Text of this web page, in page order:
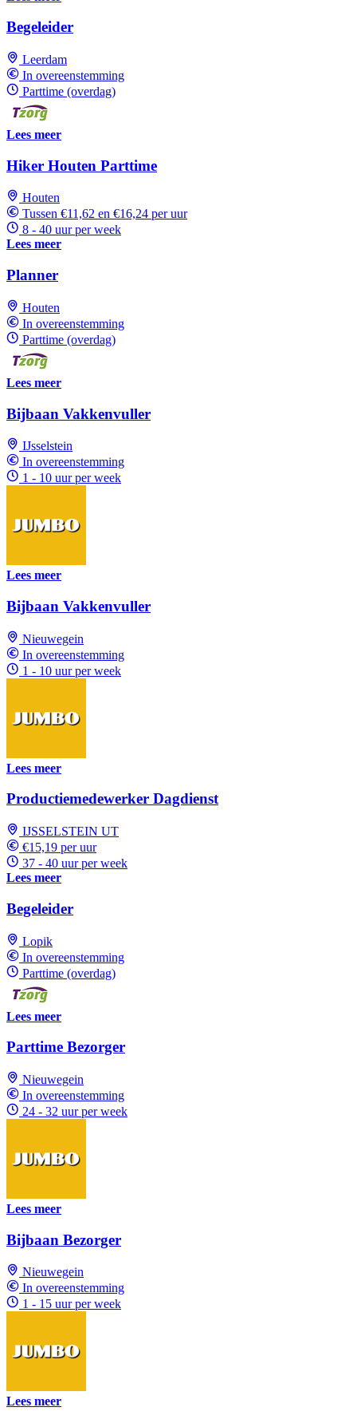
Begeleider
Leerdam
In overeenstemming
Parttime (overdag)
Lees meer
Hiker Houten Parttime
Houten
Tussen €11,62 en €16,24 per uur
8 - 40 uur per week
Lees meer
Planner
Houten
In overeenstemming
Parttime (overdag)
Lees meer
Bijbaan Vakkenvuller
IJsselstein
In overeenstemming
1 - 10 uur per week
Lees meer
Bijbaan Vakkenvuller
Nieuwegein
In overeenstemming
1 - 10 uur per week
Lees meer
Productiemedewerker Dagdienst
IJSSELSTEIN UT
€15,19 per uur
37 - 40 uur per week
Lees meer
Begeleider
Lopik
In overeenstemming
Parttime (overdag)
Lees meer
Parttime Bezorger
Nieuwegein
In overeenstemming
24 - 32 uur per week
Lees meer
Bijbaan Bezorger
Nieuwegein
In overeenstemming
1 - 15 uur per week
Lees meer